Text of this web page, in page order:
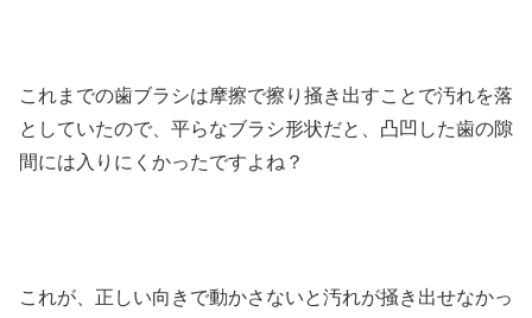
これまでの歯ブラシは摩擦で擦り掻き出すことで汚れを落
としていたので、平らなブラシ形状だと、凸凹した歯の隙
間には入りにくかったですよね？
これが、正しい向きで動かさないと汚れが掻き出せなかっ